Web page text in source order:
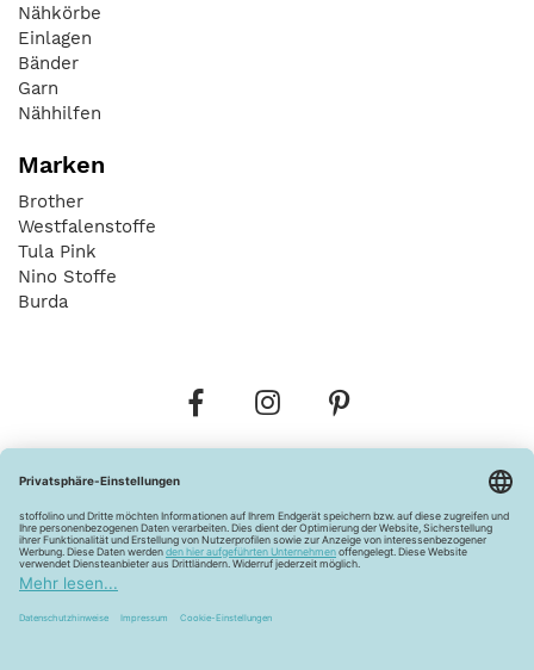
Nähkörbe
Einlagen
Bänder
Garn
Nähhilfen
Marken
Brother
Westfalenstoffe
Tula Pink
Nino Stoffe
Burda
Widerrufsbelehrung Vertrag widerrufen
Barrierefreiheitserklärung